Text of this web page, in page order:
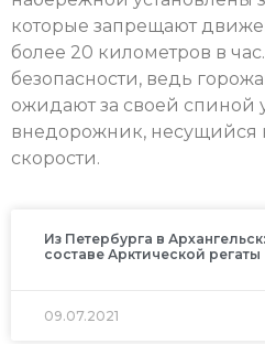
которые запрещают
более 20 километров в
безопасности, ведь
ожидают за своей спиной
внедорожник, несущийся
скорости.
Из Петербурга в
составе Арктической регаты
09.07.2021